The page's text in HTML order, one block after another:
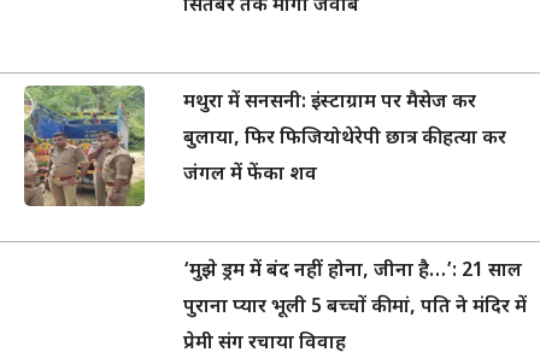
सितंबर तक मांगा जवाब
मथुरा में सनसनी: इंस्टाग्राम पर मैसेज कर
बुलाया, फिर फिजियोथेरेपी छात्र की हत्या कर
जंगल में फेंका शव
‘मुझे ड्रम में बंद नहीं होना, जीना है…’: 21 साल
पुराना प्यार भूली 5 बच्चों की मां, पति ने मंदिर में
प्रेमी संग रचाया विवाह